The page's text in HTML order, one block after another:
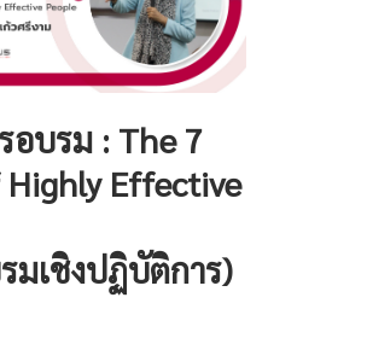
อบรม : The 7
Effective
มเชิงปฏิบัติการ)